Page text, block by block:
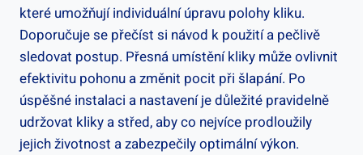
které umožňují ⁢individuální úpravu polohy kliku.
Doporučuje ⁤se ⁣přečíst si ‍návod k použití‌ a pečlivě
sledovat postup. Přesná umístění kliky může ovlivnit
efektivitu pohonu a změnit pocit ​při šlapání. ‍Po
úspěšné instalaci a nastavení ⁣je⁤ důležité pravidelně
udržovat ‍kliky a střed, aby ⁤co nejvíce ‌prodloužily
jejich životnost a zabezpečily optimální výkon.